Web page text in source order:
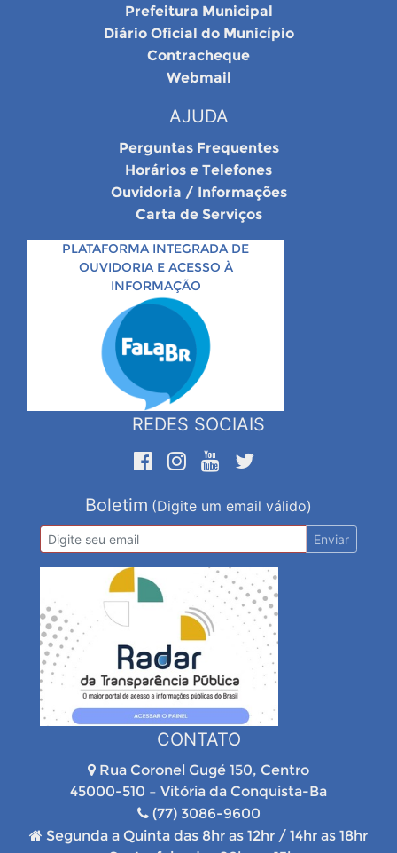
Prefeitura Municipal
Diário Oficial do Município
Contracheque
Webmail
AJUDA
Perguntas Frequentes
Horários e Telefones
Ouvidoria / Informações
Carta de Serviços
PLATAFORMA INTEGRADA DE
OUVIDORIA E ACESSO À
INFORMAÇÃO
REDES SOCIAIS
Boletim (Digite um email válido)
Enviar
CONTATO
Rua Coronel Gugé 150, Centro
45000-510 – Vitória da Conquista-Ba
(77) 3086-9600
Segunda a Quinta das 8hr as 12hr / 14hr as 18hr